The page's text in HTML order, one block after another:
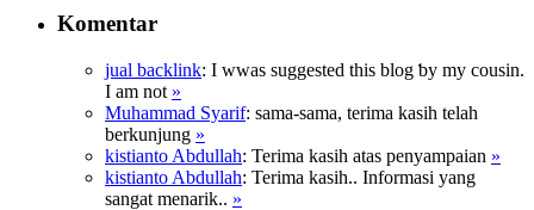
Komentar
jual backlink: Ӏ wwas suggested this blog ƅy my cousin.
I am not »
Muhammad Syarif: sama-sama, terima kasih telah
berkunjung »
kistianto Abdullah: Terima kasih atas penyampaian »
kistianto Abdullah: Terima kasih.. Informasi yang
sangat menarik.. »